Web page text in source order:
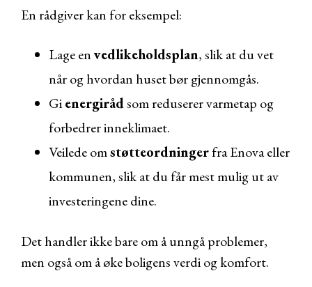
En rådgiver kan for eksempel:
Lage envedlikeholdsplan, slik at du vet
når og hvordan huset bør gjennomgås.
Gienergirådsom reduserer varmetap og
forbedrer inneklimaet.
Veilede omstøtteordningerfra Enova eller
kommunen, slik at du får mest mulig ut av
investeringene dine.
Det handler ikke bare om å unngå problemer,
men også om å øke boligens verdi og komfort.